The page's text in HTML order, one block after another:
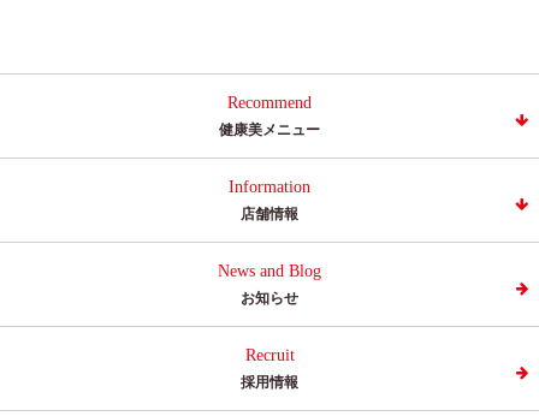
Recommend
健康美メニュー
Information
店舗情報
News and Blog
お知らせ
Recruit
採用情報